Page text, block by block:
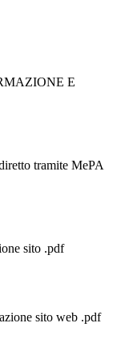
E
tramite MePA
sito .pdf
sito web .pdf